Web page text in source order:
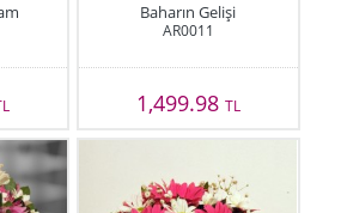
Baharın Gelişi
AR0011
1,499.98 TL